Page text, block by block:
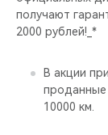
CHERY CONNECT
ЛЮДИ CHERY
CHERY REMOTE
получают
2000 рублей!_*
В акции
проданные
10000 км.